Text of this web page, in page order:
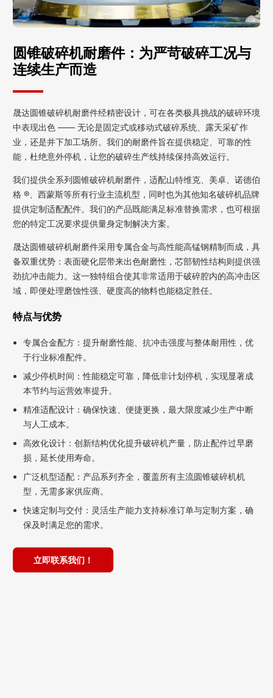
圆锥破碎机耐磨件：为严苛破碎工况与
连续生产而造
晟达圆锥破碎机耐磨件经精密设计，可在各类极具挑战的破碎环境
中表现出色 —— 无论是固定式或移动式破碎系统、露天采矿作
业，还是井下加工场所。我们的耐磨件旨在提供稳定、可靠的性
能，杜绝意外停机，让您的破碎生产线持续保持高效运行。
我们提供全系列圆锥破碎机耐磨件，适配山特维克、美卓、诺德伯
格 ®、西蒙斯等所有行业主流机型，同时也为其他知名破碎机品牌
提供定制适配配件。我们的产品既能满足标准替换需求，也可根据
您的特定工况要求提供量身定制解决方案。
晟达圆锥破碎机耐磨件采用专属合金与高性能高锰钢精制而成，具
备双重优势：表面硬化层带来出色耐磨性，芯部韧性结构则提供强
劲抗冲击能力。这一独特组合使其非常适用于破碎腔内的高冲击区
域，即便处理磨蚀性强、硬度高的物料也能稳定胜任。
特点与优势
专属合金配方：提升耐磨性能、抗冲击强度与整体耐用性，优
于行业标准配件。
减少停机时间：性能稳定可靠，降低非计划停机，实现显著成
本节约与运营效率提升。
精准适配设计：确保快速、便捷更换，最大限度减少生产中断
与人工成本。
高效化设计：创新结构优化提升破碎机产量，防止配件过早磨
损，延长使用寿命。
广泛机型适配：产品系列齐全，覆盖所有主流圆锥破碎机机
型，无需多家供应商。
快速定制与交付：灵活生产能力支持标准订单与定制方案，确
保及时满足您的需求。
立即联系我们！